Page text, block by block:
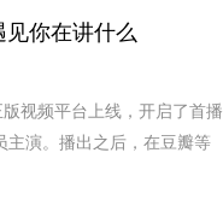
你在讲什么
视频平台上线，开启了首播
主演。播出之后，在豆瓣等